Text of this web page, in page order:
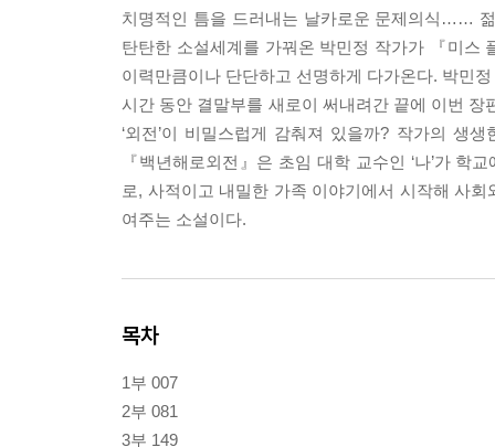
치명적인 틈을 드러내는 날카로운 문제의식……
탄탄한 소설세계를 가꿔온 박민정 작가가 『미스
이력만큼이나 단단하고 선명하게 다가온다. 박민
시간 동안 결말부를 새로이 써내려간 끝에 이번 장
‘외전’이 비밀스럽게 감춰져 있을까? 작가의 생
『백년해로외전』은 초임 대학 교수인 ‘나’가
로, 사적이고 내밀한 가족 이야기에서 시작해 사
여주는 소설이다.
목차
1부 007
2부 081
3부 149